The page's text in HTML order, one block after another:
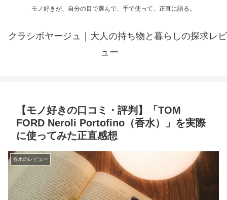
モノ好きが、自分の目で選んで、手で使って、正直に語る。
クラシボヤージュ｜大人の持ち物と暮らしの探求レビ
ュー
【モノ好きの口コミ・評判】「TOM
FORD Neroli Portofino（香水）」を実際
に使ってみた正直感想
香水のレビュー